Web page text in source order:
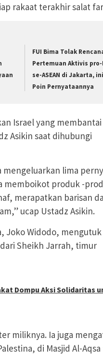
rakaat terakhir salat
FUI Bima Tolak
Pertemuan Aktivis pro-
se-ASEAN di Jakarta,
Poin Pernyataannya
Israel yang
Asikin saat dihubungi
mengeluarkan lima
memboikot produk -
merapatkan barisan
ucap Ustadz Asikin.
Joko Widodo, mengutuk
Sheikh Jarrah, timur
Dompu Aksi Solidaritas
miliknya. Ia juga
di Masjid Al-